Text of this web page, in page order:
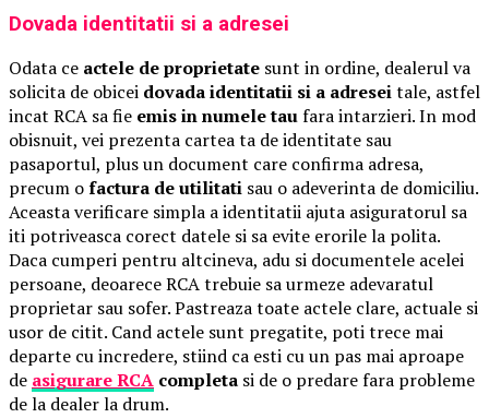
Dovada identitatii si a adresei
Odata ce actele de proprietate sunt in ordine, dealerul va
solicita de obicei dovada identitatii si a adreseitale, astfel
incat RCA sa fie emis in numele taufara intarzieri. In mod
obisnuit, vei prezenta cartea ta de identitate sau
pasaportul, plus un document care confirma adresa,
precum ofactura de utilitati sau o adeverinta de domiciliu.
Aceasta verificare simpla a identitatii ajuta asiguratorul sa
iti potriveasca corect datele si sa evite erorile la polita.
Daca cumperi pentru altcineva, adu si documentele acelei
persoane, deoarece RCA trebuie sa urmeze adevaratul
proprietar sau sofer. Pastreaza toate actele clare, actuale si
usor de citit. Cand actele sunt pregatite, poti trece mai
departe cu incredere, stiind ca esti cu un pas mai aproape
de asigurare RCA completa si de o predare fara probleme
de la dealer la drum.